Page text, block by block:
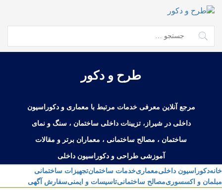
Skip
content
جستجو
برای:
طرح و دکور
مرجع آنلاین معرفی خدمات مرتبط با معماری و دکوراسیون
داخلی در شیراز، تزیینات داخلی ساختمان ، سنگ و نمای
ساختمان ، مصالح ساختمانی ، معماران برتر و مقالات
آموزشی طراحی و دکوراسیون داخلی
خانهدکوراسیون داخلیمعماریخدمات ساختمانتجهیزات ساختمانی
مبلمان و اکسسوریمصالح ساختمانیتاسیسات و ایمنیسفارش آگهی